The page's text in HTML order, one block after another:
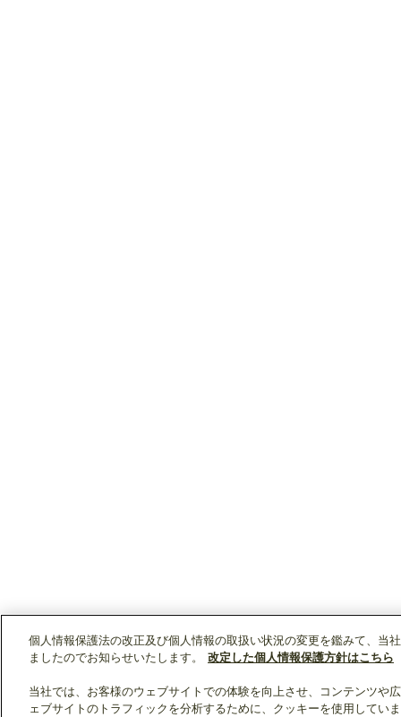
個人情報保護法の改正及び個人情報の取扱い状況の変更を鑑みて、当
ましたのでお知らせいたします。
改定した個人情報保護方針はこちら
当社では、お客様のウェブサイトでの体験を向上させ、コンテンツや
ェブサイトのトラフィックを分析するために、クッキーを使用してい